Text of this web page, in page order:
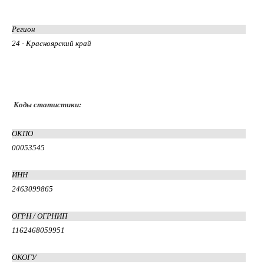
Регион
24 - Красноярский край
Коды статистики:
ОКПО
00053545
ИНН
2463099865
ОГРН / ОГРНИП
1162468059951
ОКОГУ